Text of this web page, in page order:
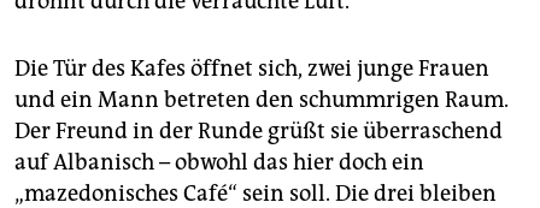
Die Tür des Kafes öffnet sich, zwei junge Frauen
und ein Mann betreten den schummrigen Raum.
Der Freund in der Runde grüßt sie überraschend
auf Albanisch – obwohl das hier doch ein
„mazedonisches Café“ sein soll. Die drei bleiben